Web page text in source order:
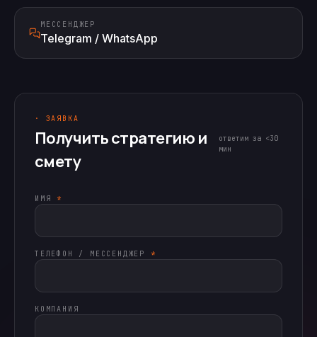
МЕССЕНДЖЕР
Telegram / WhatsApp
· ЗАЯВКА
Получить стратегию и
смету
ответим за <30
мин
ИМЯ *
ТЕЛЕФОН / МЕССЕНДЖЕР *
КОМПАНИЯ